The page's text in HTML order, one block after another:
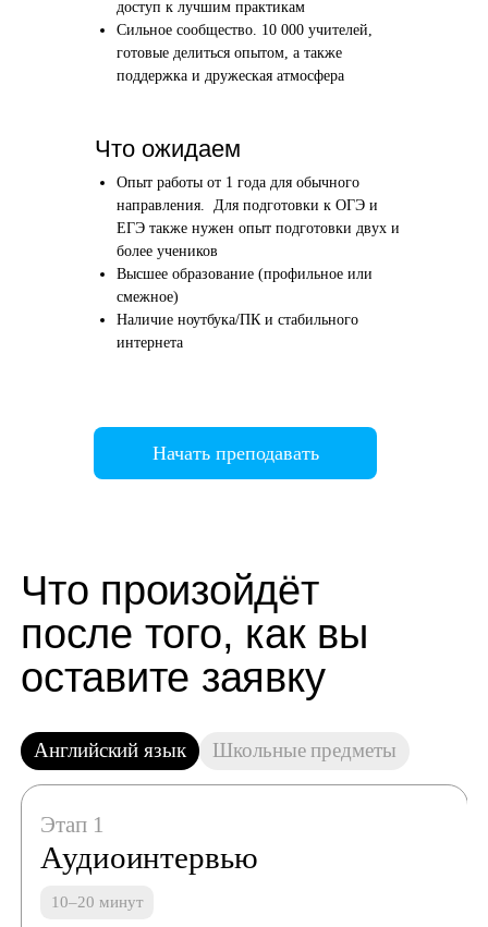
Начать преподавать
Что ожидаем
доступ к лучшим практикам
Сильное сообщество. 10 000 учителей,
готовые делиться опытом, а также
поддержка и дружеская атмосфера
Опыт работы от 1 года для обычного
направления. Для подготовки к ОГЭ и
ЕГЭ также нужен опыт подготовки двух и
более учеников
Высшее образование (профильное или
смежное)
Наличие ноутбука/ПК и стабильного
интернета
Аудиоинтервью
Отвечаете по-английски на 4 вопроса
Начать преподавать